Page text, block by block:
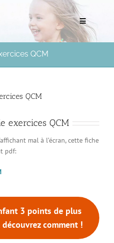
Toggle
Navigation
QCM
QCM
exercices QCM
mal à l’écran, cette fiche
pdf:
3 points de plus
comment !